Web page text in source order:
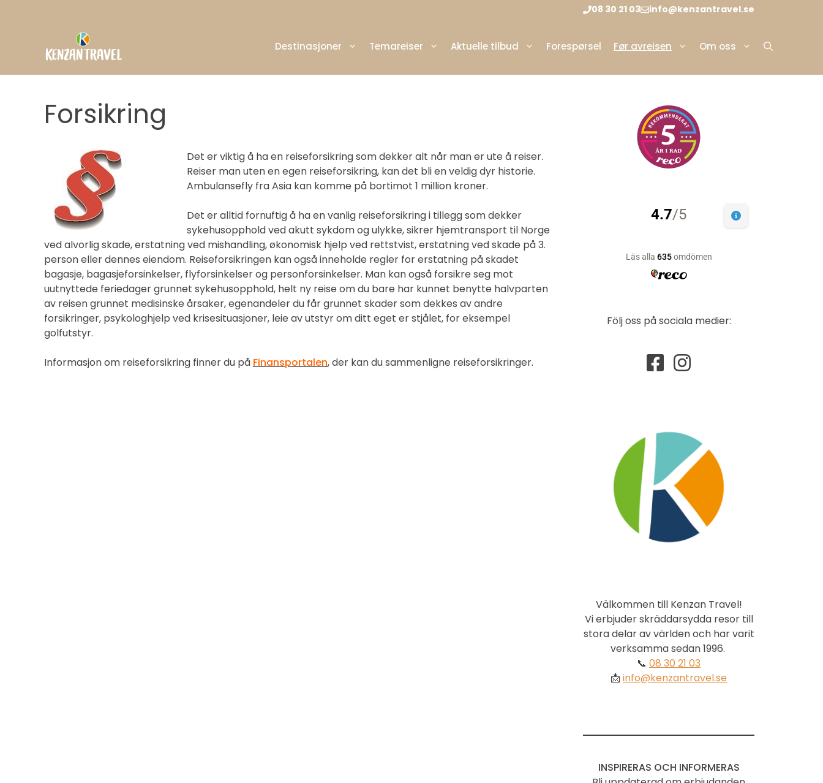
08 30 21 03 info@kenzantravel.se
Destinasjoner Temareiser Aktuelle tilbud Forespørsel Før avreisen Om oss
Forsikring
Det er viktig å ha en reiseforsikring som dekker alt når man er ute å reiser.
Reiser man uten en egen reiseforsikring, kan det bli en veldig dyr historie.
Ambulansefly fra Asia kan komme på bortimot 1 million kroner.
Det er alltid fornuftig å ha en vanlig reiseforsikring i tillegg som dekker
sykehusopphold ved akutt sykdom og ulykke, sikrer hjemtransport til Norge
ved alvorlig skade, erstatning ved mishandling, økonomisk hjelp ved rettstvist, erstatning ved skade på 3.
person eller dennes eiendom. Reiseforsikringen kan også inneholde regler for erstatning på skadet
bagasje, bagasjeforsinkelser, flyforsinkelser og personforsinkelser. Man kan også forsikre seg mot
uutnyttede feriedager grunnet sykehusopphold, helt ny reise om du bare har kunnet benytte halvparten
av reisen grunnet medisinske årsaker, egenandeler du får grunnet skader som dekkes av andre
forsikringer, psykologhjelp ved krisesituasjoner, leie av utstyr om ditt eget er stjålet, for eksempel
golfutstyr.
Informasjon om reiseforsikring finner du på Finansportalen, der kan du sammenligne reiseforsikringer.
Följ oss på sociala medier:
Välkommen till Kenzan Travel!
Vi erbjuder skräddarsydda resor till
stora delar av världen och har varit
verksamma sedan 1996.
📞 08 30 21 03
📩 info@kenzantravel.se
INSPIRERAS OCH INFORMERAS